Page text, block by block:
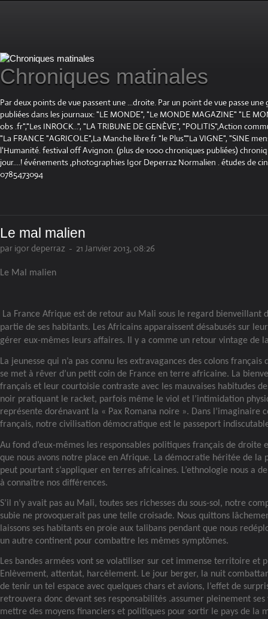
Chroniques matinales
Par deux points de vue passent une ...droite. Par un point de vue passe
publiées dans les journaux: "LE MONDE", "Le MONDE MAGAZINE" "LE
obs .fr","Les INROCK...", "LA TRIBUNE DE GENÈVE", "POLITIS",Action
"La FRANCE "AGRICOLE",La Manche libre.fr "le Plus"."La VIGNE", "SINE
l'Humanité. festival off Avignon. (plus de 1000 chroniques publiées)
jour....! événements ,photographies Igor Deperraz Normalien . études de
0785473094
Le mal malien
par igor deperraz - 21 Janvier 2013, 08:26
Le Mal malien
La France Afrique est de retour au Mali sous le regard bienveillant
partie de ses habitants. Les Africains apparaissent désabusés sur
gérer eux-mêmes leurs affaires. Il y a comme un retour vintage de
La jeunesse qui n’a pas connu les extravagances des colons français
se met à rêver d’un petit coin de France en terre africaine. La
français et leur courtoisie contraste avec les mauvaises habitudes
noir pratiquant le racket, parfois même le viol et l’intimidation
représente dorénavant la « Pax Romana noire ». Dans l’imaginaire
français, notre civilisation démocratique est le passeport
Au fond d’eux-mêmes les responsables politiques français de droite
que nous avons notre place en Afrique. La démocratie héritée de la
peut pourtant s’appliquer en terres africaines. L’ethnologie nous a
à connaître nos différences.
S’il n’y avait pas au Mali, toutes ses richesses du sous-sol, notre
subie ne provoquerait pas une telle croisade. Nous quittons
laissons ses habitants en proie aux talibans pendant que nous
un autre continent pour combattre les mêmes symptômes.
Les bandes armées vont se volatiliser sur cet immense territoire et
Enlèvement, attentat, harcèlement. Le jour berger, la nuit
de tenir un tel espace avec quelques chars et avions, l’effet de
retrouvera donc devant ses responsabilités .assumer pleinement
mettre des moyens financiers et politiques pour sortir le pays de la